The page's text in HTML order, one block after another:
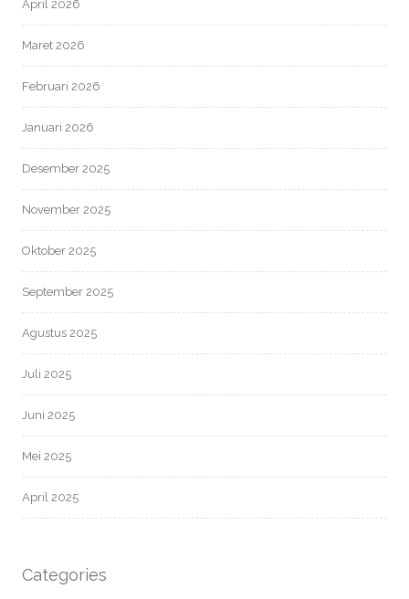
April 2026
Maret 2026
Februari 2026
Januari 2026
Desember 2025
November 2025
Oktober 2025
September 2025
Agustus 2025
Juli 2025
Juni 2025
Mei 2025
April 2025
Categories